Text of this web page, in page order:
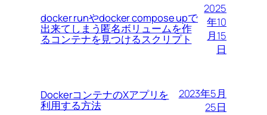
docker runやdocker compose upで
出来てしまう匿名ボリュームを作
るコンテナを見つけるスクリプト
2025
年10
月15
日
DockerコンテナのXアプリを
利用する方法
2023年5月
25日